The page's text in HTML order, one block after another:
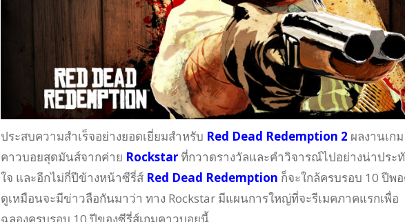
ประสบความสำเร็จอย่างยอดเยี่ยมสำหรับ Red Dead Redemption 2 ผลงานเกม
คาวบอยสุดมันส์จากค่าย Rockstarที่กวาดรางวัลและคำวิจารณ์ไปอย่างน่าประ
ใจ และอีกไม่กี่ปีข้างหน้าซีรี่ส์ Red Dead Redemption ก็จะใกล้ครบรอบ 10 ปีพ
ดูเหมือนจะมีข่าวลือกันมาว่า ทาง Rockstar มีแผนการใหญ่ที่จะรีเมคภาคแรกเพื่อ
ฉลองครบรอบ 10 ปีของซีรี่ส์เกมคาวบอยนี้